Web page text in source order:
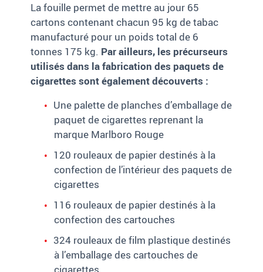
La fouille permet de mettre au jour 65
cartons contenant chacun 95 kg de tabac
manufacturé pour un poids total de 6
tonnes 175 kg. Par ailleurs, les précurseurs
utilisés dans la fabrication des paquets de
cigarettes sont également découverts :
Une palette de planches d’emballage de
paquet de cigarettes reprenant la
marque Marlboro Rouge
120 rouleaux de papier destinés à la
confection de l’intérieur des paquets de
cigarettes
116 rouleaux de papier destinés à la
confection des cartouches
324 rouleaux de film plastique destinés
à l’emballage des cartouches de